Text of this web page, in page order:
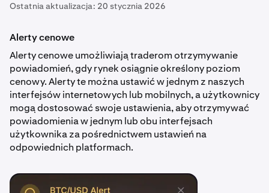
Ostatnia aktualizacja: 20 stycznia 2026
Alerty cenowe
Alerty cenowe umożliwiają traderom otrzymywanie
powiadomień, gdy rynek osiągnie określony poziom
cenowy. Alerty te można ustawić w jednym z naszych
interfejsów internetowych lub mobilnych, a użytkownicy
mogą dostosować swoje ustawienia, aby otrzymywać
powiadomienia w jednym lub obu interfejsach
użytkownika za pośrednictwem ustawień na
odpowiednich platformach.